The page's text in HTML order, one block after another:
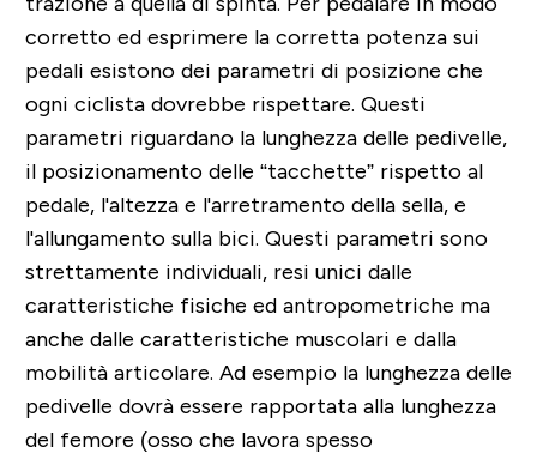
corretto ed esprimere la corretta potenza sui
pedali esistono dei parametri di posizione che
ogni ciclista dovrebbe rispettare. Questi
parametri riguardano la lunghezza delle pedivelle,
il posizionamento delle “tacchette” rispetto al
pedale, l'altezza e l'arretramento della sella, e
l'allungamento sulla bici. Questi parametri sono
strettamente individuali, resi unici dalle
caratteristiche fisiche ed antropometriche ma
anche dalle caratteristiche muscolari e dalla
mobilità articolare. Ad esempio la lunghezza delle
pedivelle dovrà essere rapportata alla lunghezza
del femore (osso che lavora spesso